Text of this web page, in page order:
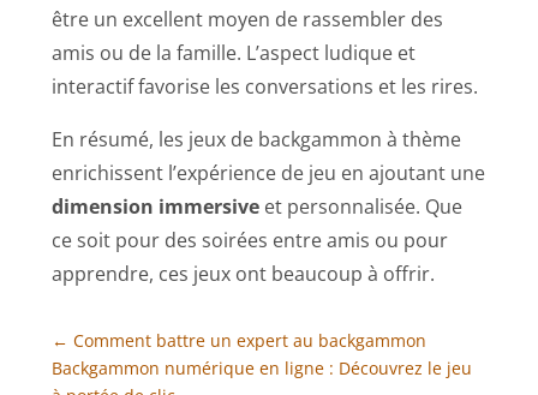
être un excellent moyen de rassembler des
amis ou de la famille. L’aspect ludique et
interactif favorise les conversations et les rires.
En résumé, les jeux de backgammon à thème
enrichissent l’expérience de jeu en ajoutant une
dimension immersive et personnalisée. Que
ce soit pour des soirées entre amis ou pour
apprendre, ces jeux ont beaucoup à offrir.
←Comment battre un expert au backgammon
Backgammon numérique en ligne : Découvrez le jeu